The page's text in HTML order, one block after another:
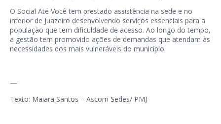
O Social Até Você tem prestado assistência na sede e no
interior de Juazeiro desenvolvendo serviços essenciais para a
população que tem dificuldade de acesso. Ao longo do tempo,
a gestão tem promovido ações de demandas que atendam às
necessidades dos mais vulneráveis do município.
—
Texto: Maiara Santos – Ascom Sedes/ PMJ